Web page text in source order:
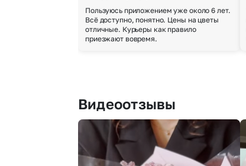
Пользуюсь приложением уже около 6 лет.
Всё доступно, понятно. Цены на цветы
отличные. Курьеры как правило
приезжают вовремя.
Видеоотзывы